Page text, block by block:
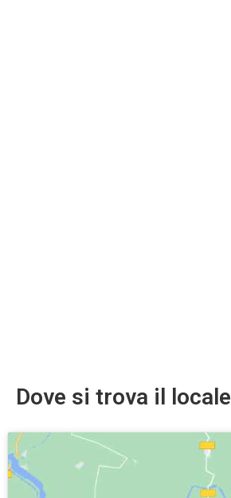
Dove si trova il locale